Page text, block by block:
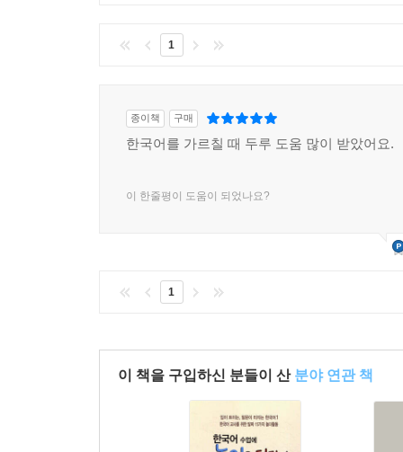
1
종이책 구매
한국어를 가르칠 때 두루 도움 많이 받았어요.
이 한줄평이 도움이 되었나요?
1
이 책을 구입하신 분들이 산 분야 연관 책